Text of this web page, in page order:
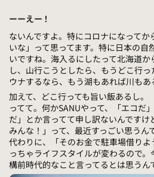
ーーえー！
ないんですよ。特にコロナになって
いな」って思ってます。特に日本の自
いですね。海入るにしたって北海道
し、山行こうとしたら、もうどこ行
ウナするなら、もう湖もあれば川もあ
加えて、どこ行っても旨い飯あるし。
ってて。何かSANUやって、「エコだ
だ」とか言ってて申し訳ないんですけ
みんな！」って、最近すっごい思う
代わりに、「そのお金で駐車場借り
っちゃライフスタイルが変わるので
構前時代的なこと言ってるとは思うん